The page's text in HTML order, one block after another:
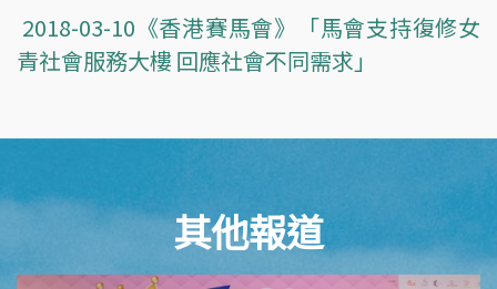
2018-03-10《香港賽馬會》「馬會支持復修女
青社會服務大樓 回應社會不同需求」
其他報道